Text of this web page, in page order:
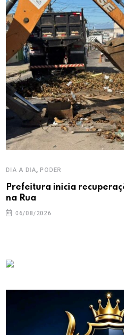
DIA A DIA,PODER
Prefeitura inicia
na Rua
06/08/2026